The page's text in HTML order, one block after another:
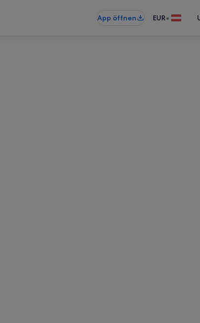
App öffnen EUR•